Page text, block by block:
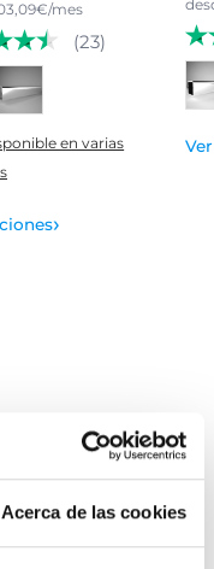
Acerca de las cookies
mes
(23)
en varias
›